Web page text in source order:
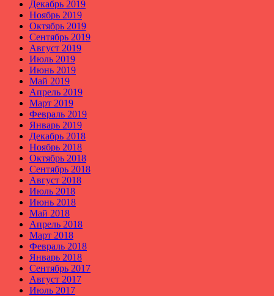
Декабрь 2019
Ноябрь 2019
Октябрь 2019
Сентябрь 2019
Август 2019
Июль 2019
Июнь 2019
Май 2019
Апрель 2019
Март 2019
Февраль 2019
Январь 2019
Декабрь 2018
Ноябрь 2018
Октябрь 2018
Сентябрь 2018
Август 2018
Июль 2018
Июнь 2018
Май 2018
Апрель 2018
Март 2018
Февраль 2018
Январь 2018
Сентябрь 2017
Август 2017
Июль 2017